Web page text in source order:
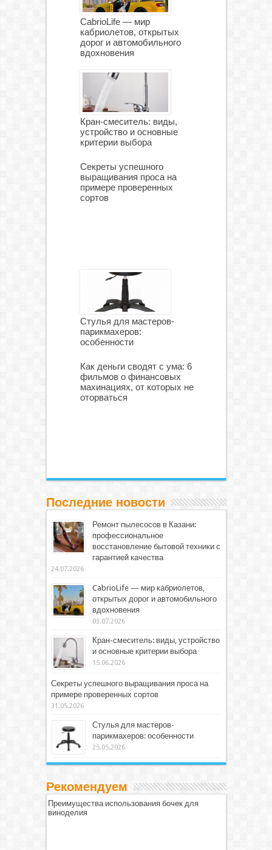
CabrioLife — мир
кабриолетов, открытых
дорог и автомобильного
вдохновения
Кран-смеситель: виды,
устройство и основные
критерии выбора
Секреты успешного
выращивания проса на
примере проверенных
сортов
Стулья для мастеров-
парикмахеров:
особенности
Как деньги сводят с ума: 6
фильмов о финансовых
махинациях, от которых не
оторваться
Последние новости
Ремонт пылесосов в Казани:
профессиональное
восстановление бытовой техники с
гарантией качества
24.07.2026
CabrioLife — мир кабриолетов,
открытых дорог и автомобильного
вдохновения
03.07.2026
Кран-смеситель: виды, устройство
и основные критерии выбора
15.06.2026
Секреты успешного выращивания проса на
примере проверенных сортов
31.05.2026
Стулья для мастеров-
парикмахеров: особенности
25.05.2026
Рекомендуем
Преимущества использования бочек для
виноделия